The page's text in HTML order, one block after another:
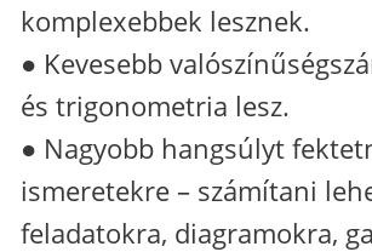
komplexebbek lesznek.
● Kevesebb
és trigonometria lesz.
● Nagyobb hangsúlyt
ismeretekre – számítani
feladatokra, diagramokra,